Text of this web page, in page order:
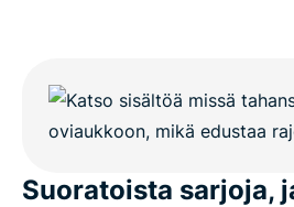
Suoratoista sarjoja,